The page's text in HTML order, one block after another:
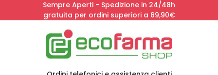
Sempre Aperti - Spedizione in 24/48h
gratuita per ordini superiori a 69,90€